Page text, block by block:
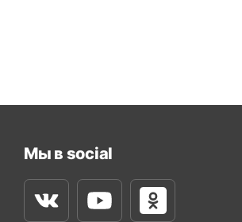
Мы в social
ВконтактеYoutube